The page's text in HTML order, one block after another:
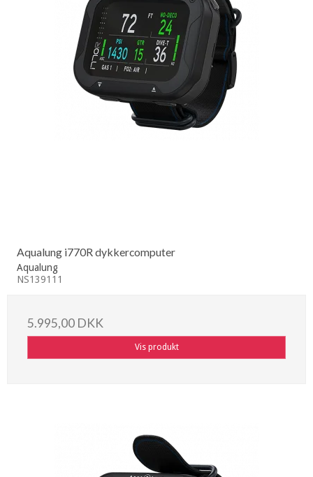
Aqualung i770R dykkercomputer
Aqualung
NS139111
5.995,00 DKK
Vis produkt